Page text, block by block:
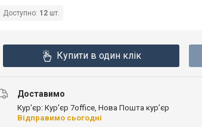
Доступно: 12 шт.
Купити в один клік
Доставимо
Кур'єр: Кур'єр 7office, Нова Пошта кур’єр
Відправимо сьогодні